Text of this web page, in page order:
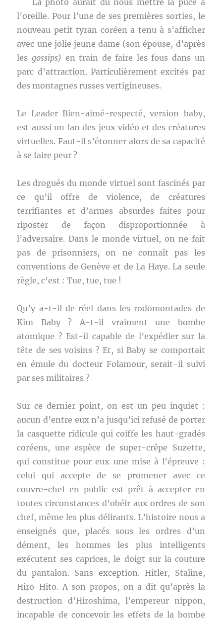
La photo aurait dû nous mettre la puce à
l’oreille. Pour l’une de ses premières sorties, le
nouveau petit tyran coréen a tenu à s’afficher
avec une jolie jeune dame (son épouse, d’après
lesgossips) en train de faire les fous dans un
parc d’attraction. Particulièrement excités par
des montagnes russes vertigineuses.
Le Leader Bien-aimé-respecté, version baby,
est aussi un fan des jeux vidéo et des créatures
virtuelles. Faut-il s’étonner alors de sa capacité
à se faire peur ?
Les drogués du monde virtuel sont fascinés par
ce qu’il offre de violence, de créatures
terrifiantes et d’armes absurdes faites pour
riposter de façon disproportionnée à
l’adversaire. Dans le monde virtuel, on ne fait
pas de prisonniers, on ne connaît pas les
conventions de Genève et de La Haye. La seule
règle, c’est : Tue, tue, tue !
Qu’y a-t-il de réel dans les rodomontades de
Kim Baby ? A-t-il vraiment une bombe
atomique ? Est-il capable de l’expédier sur la
tête de ses voisins ? Et, si Baby se comportait
en émule du docteur Folamour, serait-il suivi
par ses militaires ?
Sur ce dernier point, on est un peu inquiet :
aucun d’entre eux n’a jusqu’ici refusé de porter
la casquette ridicule qui coiffe les haut-gradés
coréens, une espèce de super-crêpe Suzette,
qui constitue pour eux une mise à l’épreuve :
celui qui accepte de se promener avec ce
couvre-chef en public est prêt à accepter en
toutes circonstances d’obéir aux ordres de son
chef, même les plus délirants. L’histoire nous a
enseignés que, placés sous les ordres d’un
dément, les hommes les plus intelligents
exécutent ses caprices, le doigt sur la couture
du pantalon. Sans exception. Hitler, Staline,
Hiro-Hito. A son propos, on a dit qu’après la
destruction d’Hiroshima, l’empereur nippon,
incapable de concevoir les effets de la bombe